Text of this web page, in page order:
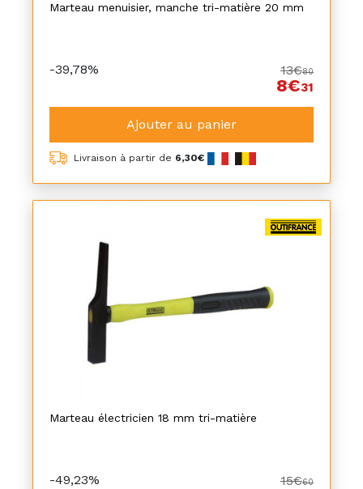
Marteau menuisier, manche tri-matière 20 mm
-39,78% 13€80
8€31
Ajouter au panier
Livraison à partir de 6,30€
Marteau électricien 18 mm tri-matière
-49,23% 15€60